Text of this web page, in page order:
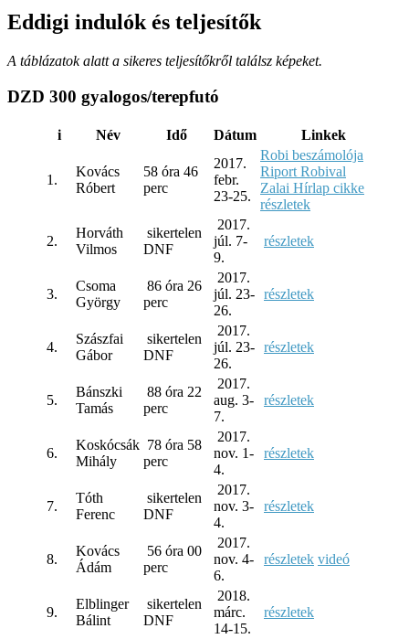
Eddigi indulók és teljesítők
A táblázatok alatt a sikeres teljesítőkről találsz képeket.
DZD 300 gyalogos/terepfutó
i Név Idő Dátum Linkek
1.
Kovács
Róbert
58 óra 46
perc
2017.
febr.
23-25.
Robi beszámolója
Riport Robival
Zalai Hírlap cikke
részletek
2.
Horváth
Vilmos
sikertelen
DNF
2017.
júl. 7-
9.
részletek
3.
Csoma
György
86 óra 26
perc
2017.
júl. 23-
26.
részletek
4.
Szászfai
Gábor
sikertelen
DNF
2017.
júl. 23-
26.
részletek
5.
Bánszki
Tamás
88 óra 22
perc
2017.
aug. 3-
7.
részletek
6.
Koskócsák
Mihály
78 óra 58
perc
2017.
nov. 1-
4.
részletek
7.
Tóth
Ferenc
sikertelen
DNF
2017.
nov. 3-
4.
részletek
8.
Kovács
Ádám
56 óra 00
perc
2017.
nov. 4-
6.
részletek videó
9.
Elblinger
Bálint
sikertelen
DNF
2018.
márc.
14-15.
részletek